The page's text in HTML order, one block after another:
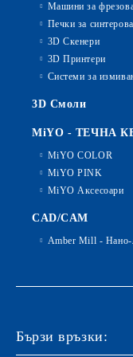
Машини за
Печки за
3D Скенери
3D Принтери
Системи за
3D Смоли
MiYO - ТЕЧНА
MiYO COLOR
MiYO PINK
MiYO Аксесоари
CAD/CAM
Amber Mill - Нано-
Бързи връзки: